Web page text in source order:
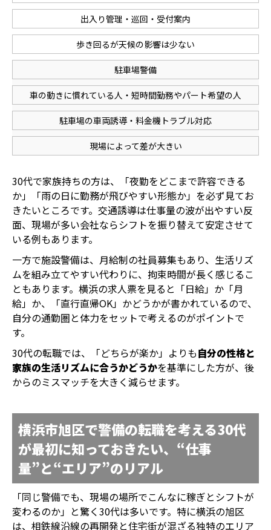
出入り管理・巡回・受付案内
歩き回るが天候の影響は少ない
駐車場警備
車の動きに慣れている人・短時間勤務やパート希望の人
駐車場の車両誘導・料金機トラブル対応
現場によって差が大きい
30代で家族持ちの方は、「夜勤をどこまで許容できる
か」「雨の日に勤務が飛びやすい形態か」を必ず見てお
きたいところです。交通誘導は仕事量の波が出やすい反
面、現場が多い会社ならシフトを振り替えて安定させて
いる例もあります。
一方で施設警備は、月給制の社員募集もあり、生活リズ
ムを組み立てやすい代わりに、拘束時間が長く感じるこ
ともあります。横浜の求人票を見ると「日給」か「月
給」か、「直行直帰OK」かどうかが書かれているので、
自分の通勤圏と体力をセットで考えるのがポイントで
す。
30代の転職では、「どちらが楽か」よりも自分の性格と
家族の生活リズムに合うかどうかを基準にした方が、後
からのミスマッチを大きく減らせます。
横浜市旭区で警備の転職を考える30代
が最初に知っておきたい、“仕事
量”と“エリア”のリアル
「同じ警備でも、現場の場所でこんなに稼ぎとシフトが
変わるのか」と驚く30代は多いです。特に横浜の旭区
は、相鉄線沿線の再開発と住宅街が混ざる独特のエリア